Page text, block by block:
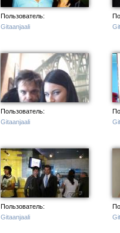
Пользователь:
Gitaanjaali
Пользователь:
Gitaanjaali
Пользователь:
Gitaanjaali